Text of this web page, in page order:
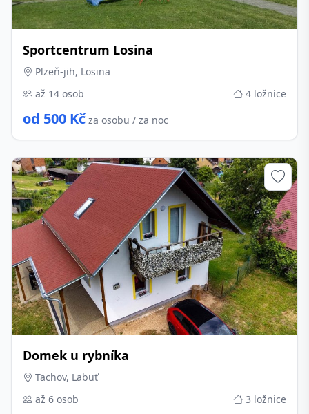
Sportcentrum Losina
Plzeň-jih, Losina
až 14 osob
4 ložnice
od 500 Kč za osobu / za noc
Domek u rybníka
Tachov, Labuť
až 6 osob
3 ložnice